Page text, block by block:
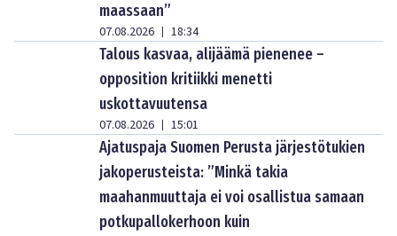
maassaan”
07.08.2026 | 18:34
Talous kasvaa, alijäämä pienenee –
opposition kritiikki menetti
uskottavuutensa
07.08.2026 | 15:01
Ajatuspaja Suomen Perusta järjestötukien
jakoperusteista: ”Minkä takia
maahanmuuttaja ei voi osallistua samaan
potkupallokerhoon kuin